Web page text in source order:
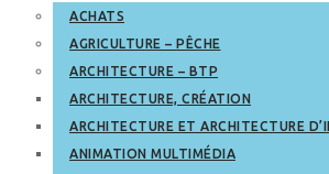
ACHATS
AGRICULTURE – PÊCHE
ARCHITECTURE – BTP
ARCHITECTURE, CRÉATION
ARCHITECTURE ET ARCHITECTURE
ANIMATION MULTIMÉDIA